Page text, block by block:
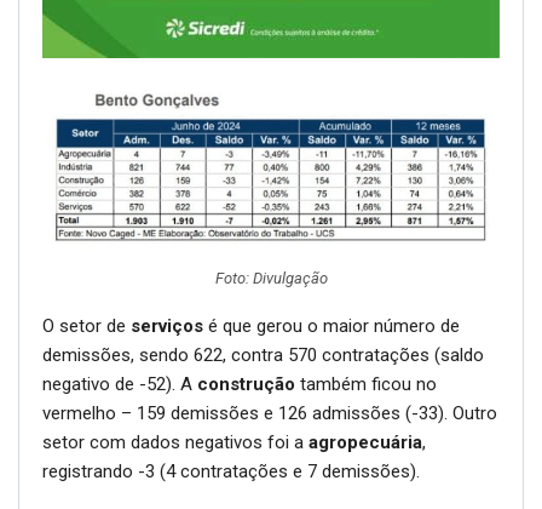
Foto: Divulgação
O setor de serviços é que gerou o maior número de
demissões, sendo 622, contra 570 contratações (saldo
negativo de -52). A construção também ficou no
vermelho – 159 demissões e 126 admissões (-33). Outro
setor com dados negativos foi a agropecuária,
registrando -3 (4 contratações e 7 demissões).